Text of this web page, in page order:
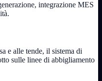
integrazione MES
e alle tende, il sistema di
sulle linee di abbigliamento